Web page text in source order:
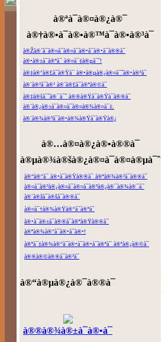
à®ªà¯à®¤à®¿à®¯
à®†à®•à¯à®•à®™à¯à®•à®³à¯
à®Žà®´à¯à®¤à¯à®¤à¯à®•à¯à®•à¯à®®à¯
à®•à®±à¯à®ªà¯ à®¤à¯‡à®µà¯ˆ!
à®‡à®°à®£à¯à®Ÿà¯ à®•à®µà®¿à®¤à¯ˆà®•à®³à¯
à®¨à®²à¯à®² à®¨à®£à¯à®ªà®©à¯
à®‡à®šà¯ˆà®¯à¯ˆ à®®à®Ÿà¯à®Ÿà¯à®®à¯
à®¨à®¿à®±à¯à®¤à¯à®¤à®¾à®¤à¯‡.
à®¨à®¾à®³à¯à®•à®¾à®Ÿà¯à®Ÿà®¿
à®…à®¤à®¿à®•à®®à¯
à®µà®¾à®šà®¿à®¤à¯à®¤à®µà¯ˆ
à®“à®°à¯ à®•à¯à®Ÿà®®à¯ à®ªà®¾à®²à¯à®®à¯
à®¤à¯à®³à®¿à®¤à¯à®¤à¯à®³à®¿à®¯à®¾à®¯à¯
à®¨à®žà¯à®šà¯à®®à¯
à®¤à¯†à®¾à®Ÿà®°à¯à®ªà¯
à®•à¯à®±à¯à®®à¯à®ªà®Ÿà®®à¯
à®ªà®¾à®°à¯à®•à¯à®•!
à®ªà¯‡à®¾à®°à¯à®•à¯à®•à¯à®ªà¯ à®ªà®¿à®©à¯
à®®à®©à®®à¯à®³à¯
à®“à®µà®¿à®¯à®®à¯
à®®à®¾à®±à¯à®•à¯